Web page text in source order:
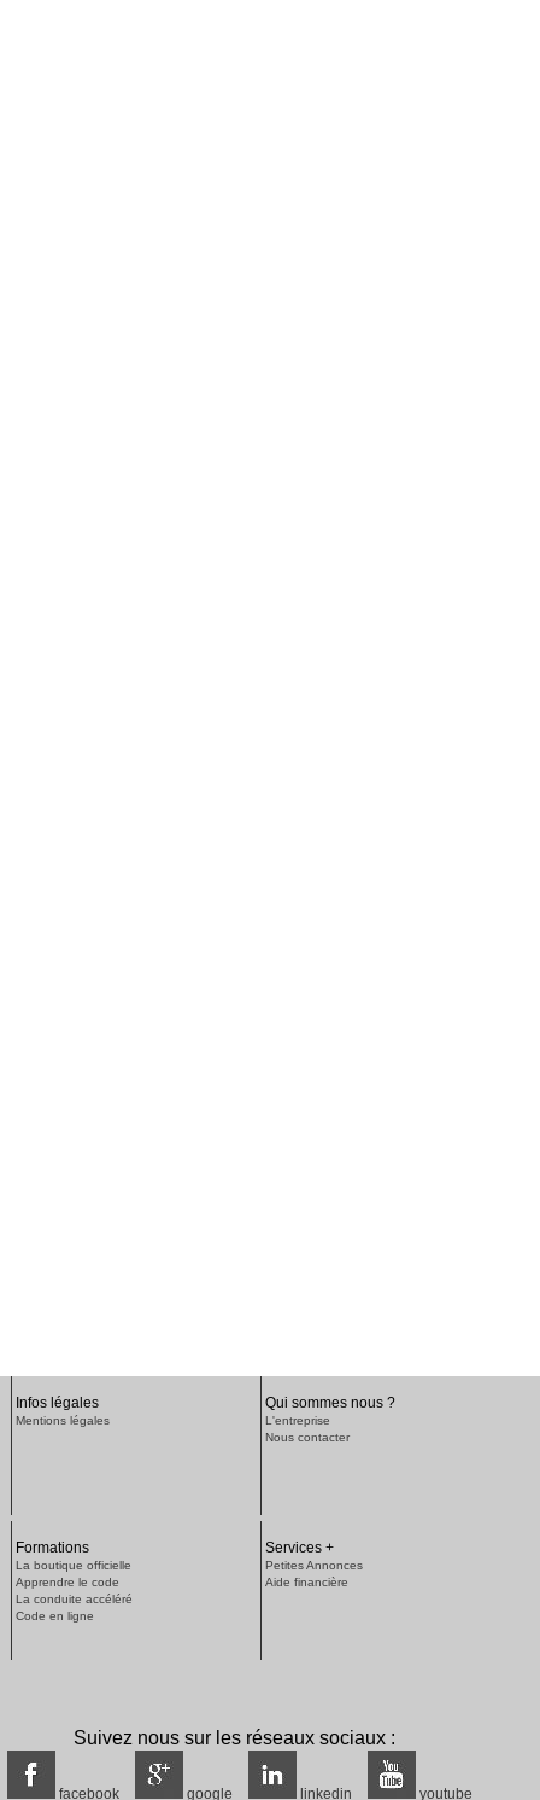
Infos légales
Mentions légales
Qui sommes nous ?
L'entreprise
Nous contacter
Formations
La boutique officielle
Apprendre le code
La conduite accéléré
Code en ligne
Services +
Petites Annonces
Aide financière
Suivez nous sur les réseaux sociaux :
facebook google linkedin youtube